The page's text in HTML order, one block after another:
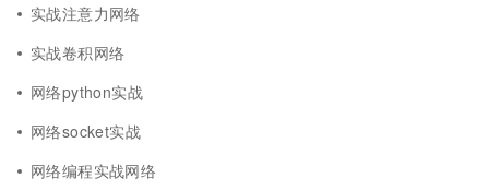
实战注意力网络
实战卷积网络
网络python实战
网络socket实战
网络编程实战网络